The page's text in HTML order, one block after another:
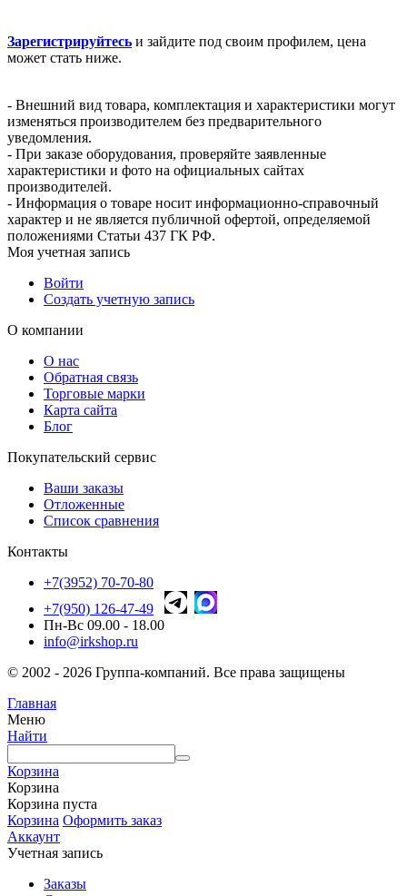
Зарегистрируйтесь и зайдите под своим профилем, цена
может стать ниже.
- Внешний вид товара, комплектация и характеристики могут
изменяться производителем без предварительного
уведомления.
- При заказе оборудования, проверяйте заявленные
характеристики и фото на официальных сайтах
производителей.
- Информация о товаре носит информационно-справочный
характер и не является публичной офертой, определяемой
положениями Статьи 437 ГК РФ.
Моя учетная запись
Войти
Создать учетную запись
О компании
О нас
Обратная связь
Торговые марки
Карта сайта
Блог
Покупательский сервис
Ваши заказы
Отложенные
Список сравнения
Контакты
+7(3952) 70-70-80
+7(950) 126-47-49
Пн-Вс 09.00 - 18.00
info@irkshop.ru
© 2002 - 2026 Группа-компаний. Все права защищены
Главная
Меню
Найти
Корзина
Корзина
Корзина пуста
Корзина Оформить заказ
Аккаунт
Учетная запись
Заказы